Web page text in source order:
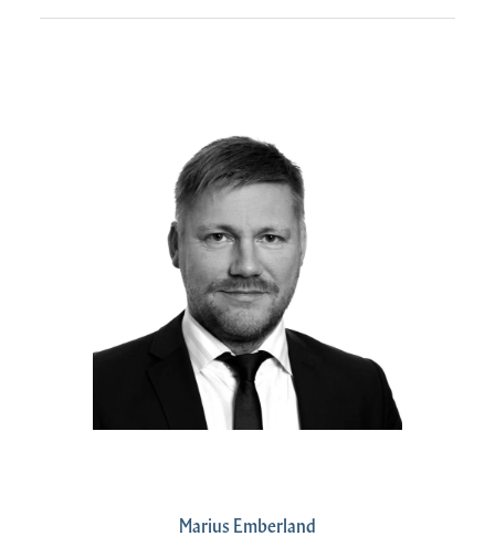
Marius Emberland